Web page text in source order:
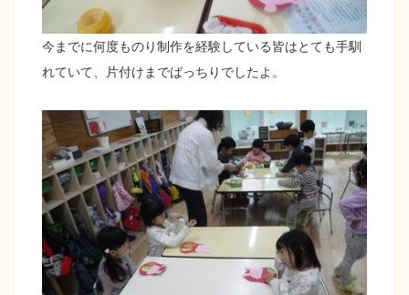
今までに何度ものり制作を経験している皆はとても手馴
れていて、片付けまでばっちりでしたよ。